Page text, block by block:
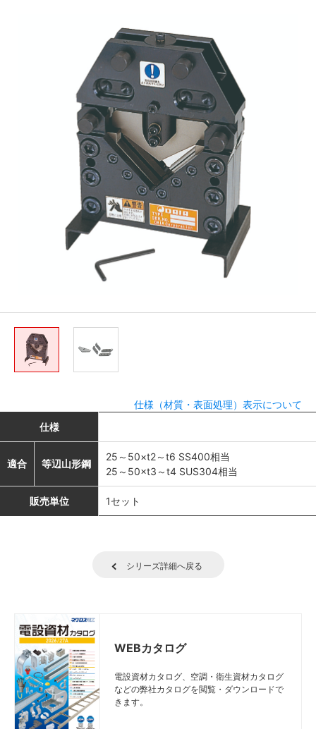
仕様（材質・表面処理）表示について
仕様
適合 等辺山形鋼
25～50×t2～t6 SS400相当
25～50×t3～t4 SUS304相当
販売単位 1セット
シリーズ詳細へ戻る
WEBカタログ
電設資材カタログ、空調・衛生資材カタログ
などの弊社カタログを閲覧・ダウンロードで
きます。